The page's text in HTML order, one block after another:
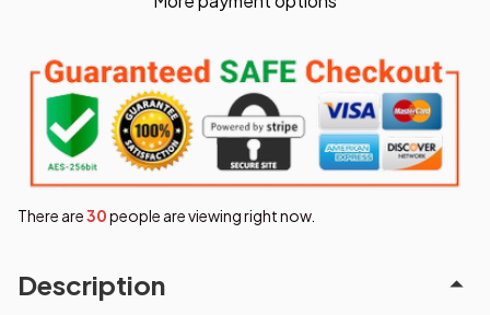
There are33people are viewing right now.
Description